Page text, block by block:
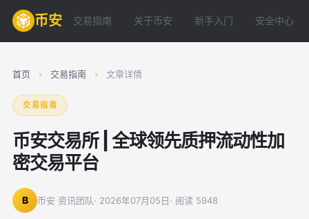
币安 交易指南 关于币安 新手入门 安全中心
首页 › 交易指南 › 文章详情
交易指南
币安交易所 | 全球领先质押流动性加
密交易平台
B 币安 资讯团队· 2026年07月05日· 阅读 5948